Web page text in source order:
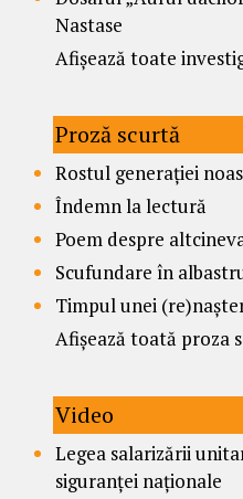
Nastase
Afișează toate
Proză scurtă
Rostul generației
Îndemn la lectură
Poem despre
Scufundare în
Timpul unei
Afișează toată proza
Video
Legea salarizării
siguranței naționale